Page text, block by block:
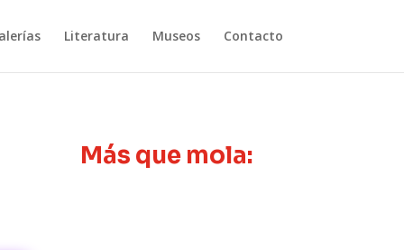
Literatura Museos Contacto
Más que mola: